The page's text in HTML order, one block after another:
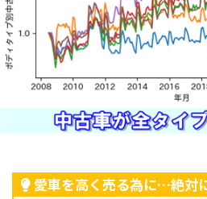
愛車を高く売る為に…絶対